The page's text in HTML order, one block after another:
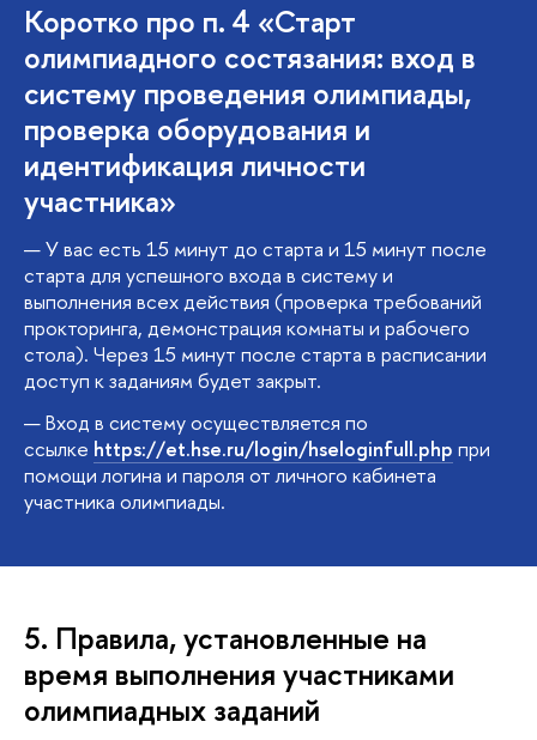
Коротко про п. 4 «Старт
олимпиадного состязания: вход в
систему проведения олимпиады,
проверка оборудования и
идентификация личности
участника»
У вас есть 15 минут до старта и 15 минут после
старта для успешного входа в систему и
выполнения всех действия (проверка требований
прокторинга, демонстрация комнаты и рабочего
стола). Через 15 минут после старта в расписании
доступ к заданиям будет закрыт.
Вход в систему осуществляется по
ссылке https://et.hse.ru/login/hseloginfull.php при
помощи логина и пароля от личного кабинета
участника олимпиады.
5. Правила, установленные на
время выполнения участниками
олимпиадных заданий